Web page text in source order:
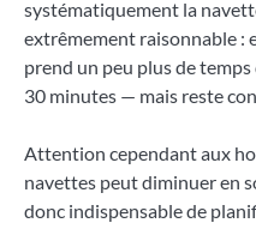
systématiquement la
extrêmement raisonnable :
prend un peu plus de
30 minutes — mais reste
Attention cependant aux
navettes peut diminuer en
donc indispensable de